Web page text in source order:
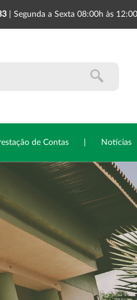
| Segunda a Sexta 08:00h às
de Contas Notícias